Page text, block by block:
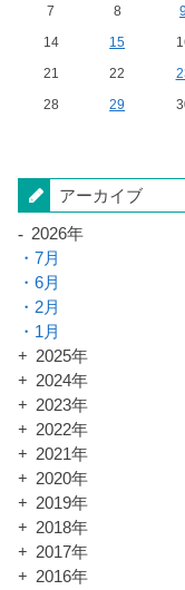
7
8 9
14
15
21
22
28
29
アーカイブ
2026年
7月
6月
2月
1月
2025年
2024年
2023年
2022年
2021年
2020年
2019年
2018年
2017年
2016年